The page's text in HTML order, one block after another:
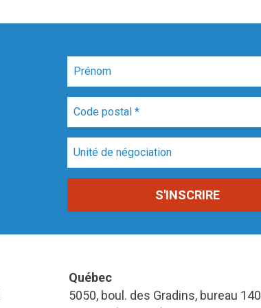
Québec
5050, boul. des Gradins, bureau 140